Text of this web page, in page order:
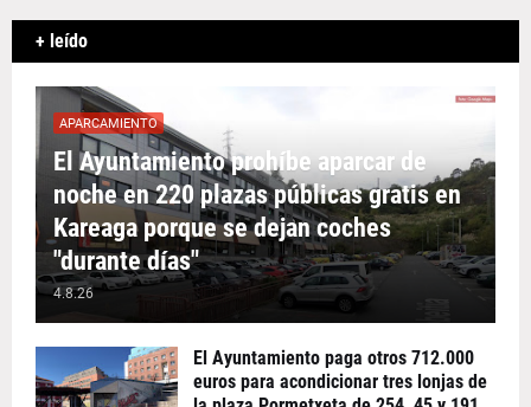
+ leído
APARCAMIENTO
El Ayuntamiento prohíbe aparcar de
noche en 220 plazas públicas gratis en
Kareaga porque se dejan coches
"durante días"
4.8.26
El Ayuntamiento paga otros 712.000
euros para acondicionar tres lonjas de